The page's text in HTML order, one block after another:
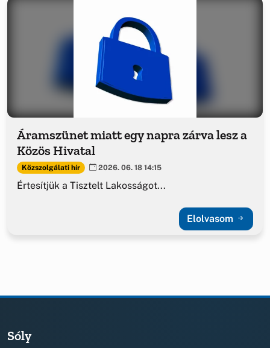
Áramszünet miatt egy napra zárva lesz a
Közös Hivatal
Közszolgálati hír 2026. 06. 18 14:15
Értesítjük a Tisztelt Lakosságot...
Elolvasom
Sóly